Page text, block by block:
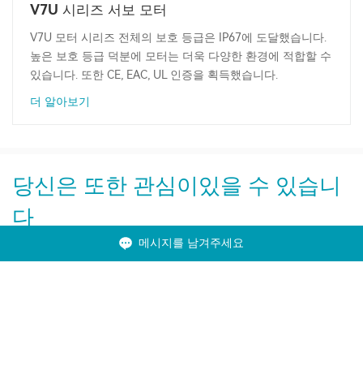
V7U 시리즈 서보 모터
V7U 모터 시리즈 전체의 보호 등급은 IP67에 도달했습니다.
높은 보호 등급 덕분에 모터는 더욱 다양한 환경에 적합할 수
있습니다. 또한 CE, EAC, UL 인증을 획득했습니다.
더 알아보기
당신은 또한 관심이있을 수 있습니
다
메시지를 남겨주세요